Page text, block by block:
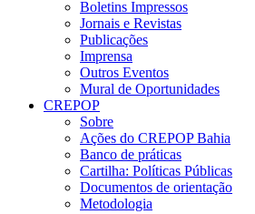
Boletins Impressos
Jornais e Revistas
Publicações
Imprensa
Outros Eventos
Mural de Oportunidades
CREPOP
Sobre
Ações do CREPOP Bahia
Banco de práticas
Cartilha: Políticas Públicas
Documentos de orientação
Metodologia